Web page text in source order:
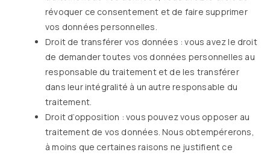
révoquer ce consentement et de faire supprimer
vos données personnelles.
Droit de transférer vos données : vous avez le droit
de demander toutes vos données personnelles au
responsable du traitement et de les transférer
dans leur intégralité à un autre responsable du
traitement.
Droit d’opposition : vous pouvez vous opposer au
traitement de vos données. Nous obtempérerons,
à moins que certaines raisons ne justifient ce